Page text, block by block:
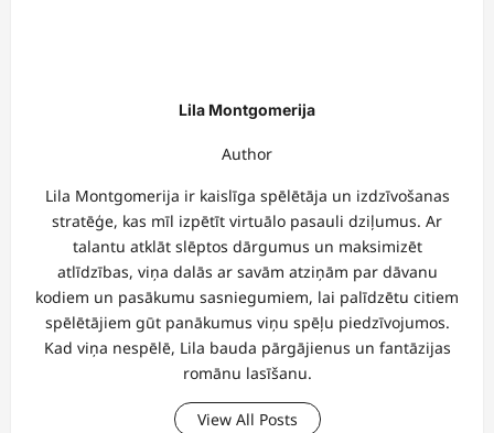
Lila Montgomerija
Author
Lila Montgomerija ir kaislīga spēlētāja un izdzīvošanas
stratēģe, kas mīl izpētīt virtuālo pasauli dziļumus. Ar
talantu atklāt slēptos dārgumus un maksimizēt
atlīdzības, viņa dalās ar savām atziņām par dāvanu
kodiem un pasākumu sasniegumiem, lai palīdzētu citiem
spēlētājiem gūt panākumus viņu spēļu piedzīvojumos.
Kad viņa nespēlē, Lila bauda pārgājienus un fantāzijas
romānu lasīšanu.
View All Posts